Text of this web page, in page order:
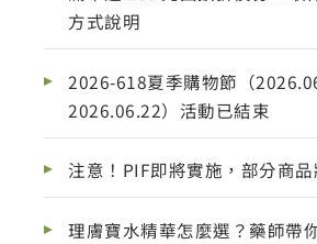
方式說明
2026-618夏季購物節（
2026.06.22）活動已結束
注意！PIF即將實施，部分商
理膚寶水精華怎麼選？藥師帶